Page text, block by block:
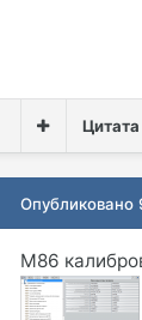
Цитата
Опубликовано
М86